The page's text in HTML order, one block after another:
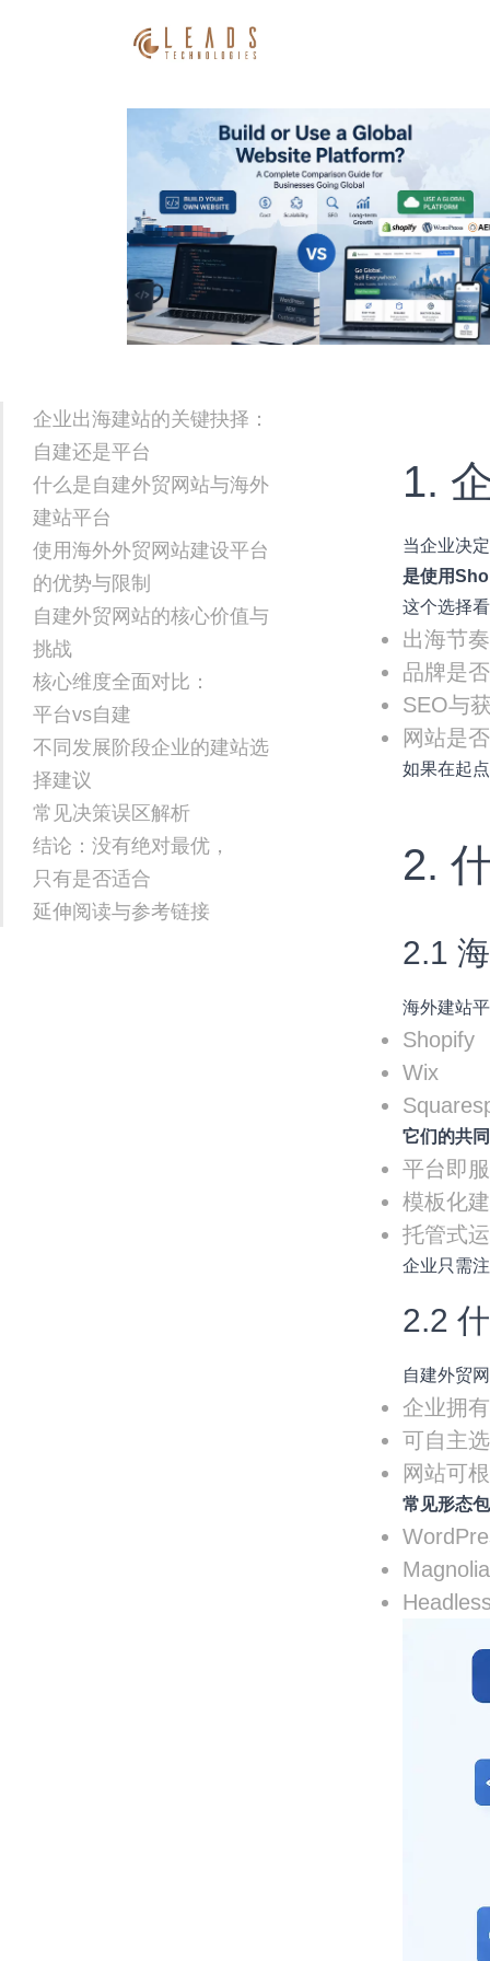
企业出海建站的关键抉择：
自建还是平台
什么是自建外贸网站与海外
建站平台
使用海外外贸网站建设平台
的优势与限制
自建外贸网站的核心价值与
挑战
核心维度全面对比：
平台vs自建
不同发展阶段企业的建站选
择建议
常见决策误区解析
结论：没有绝对最优，
只有是否适合
延伸阅读与参考链接
1.
当企业决
是使用
这个选择
出海节
品牌是
SEO与
网站是
如果在起
2.
2.1
海外建站
Shopify
Wix
它们的共
平台即
模板化
托管式
企业只需
2.2
自建外贸
企业拥
可自主
网站可
常见形态